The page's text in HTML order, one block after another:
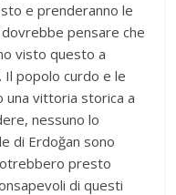
e prenderanno le
pensare che
visto questo a
popolo curdo e le
vittoria storica a
nessuno lo
di Erdoğan sono
presto
di questi